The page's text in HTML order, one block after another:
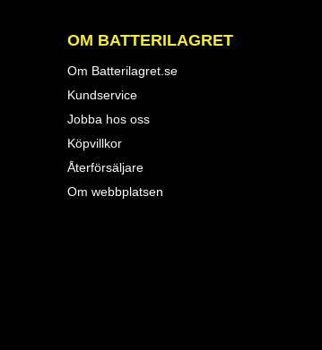
OM BATTERILAGRET
Om Batterilagret.se
Kundservice
Jobba hos oss
Köpvillkor
Återförsäljare
Om webbplatsen